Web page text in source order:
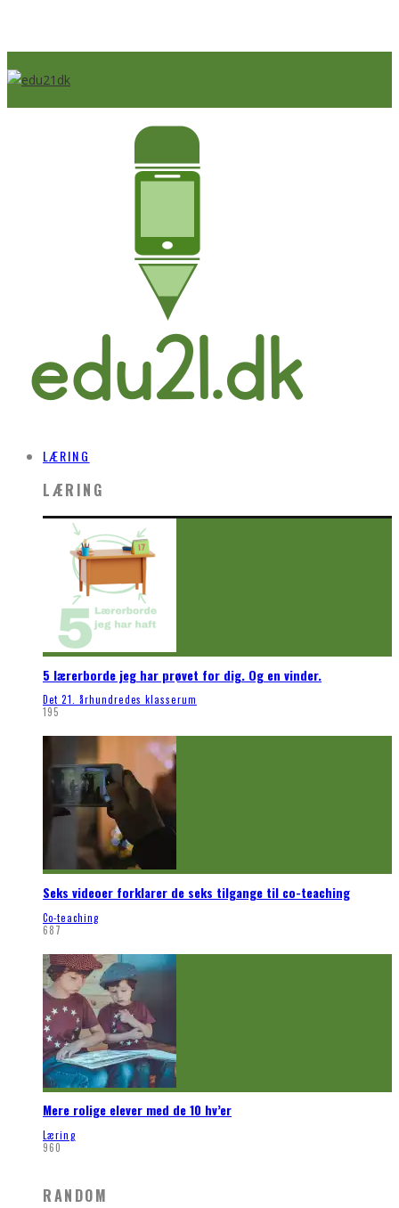
LÆRING
LÆRING
5 lærerborde jeg har prøvet for dig. Og en vinder.
Det 21. århundredes klasserum
195
Seks videoer forklarer de seks tilgange til co-teaching
Co-teaching
687
Mere rolige elever med de 10 hv’er
Læring
960
RANDOM